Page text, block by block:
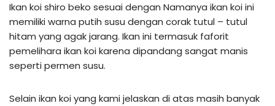
Ikan koi shiro beko sesuai dengan Namanya ikan koi ini
memiliki warna putih susu dengan corak tutul – tutul
hitam yang agak jarang. Ikan ini termasuk faforit
pemelihara ikan koi karena dipandang sangat manis
seperti permen susu.
Selain ikan koi yang kami jelaskan di atas masih banyak